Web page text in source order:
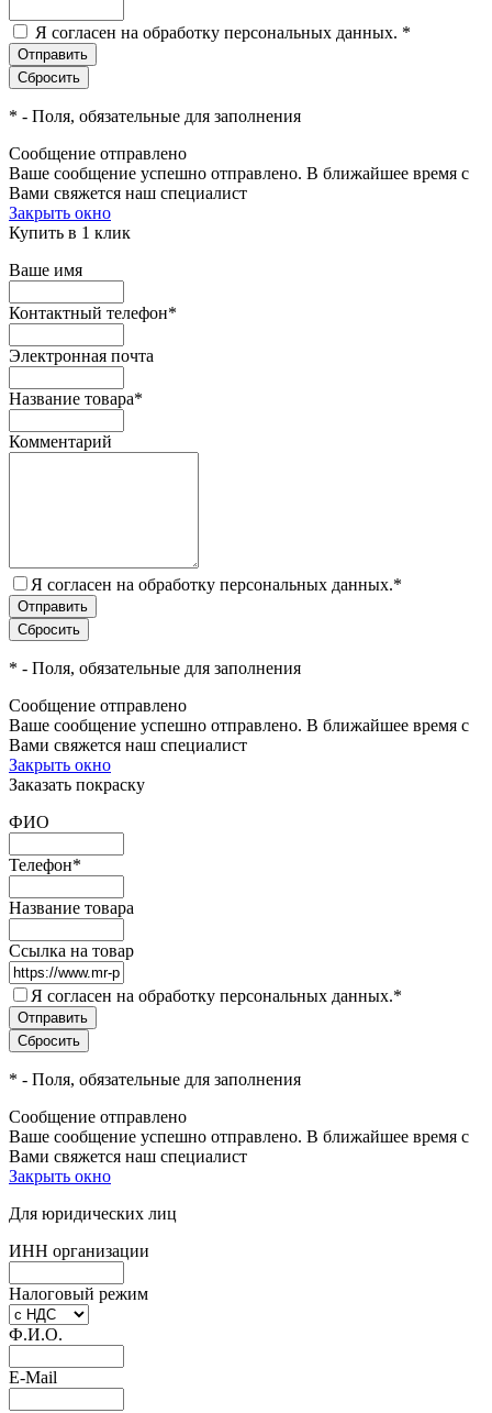
Я согласен на обработку персональных данных. *
* - Поля, обязательные для заполнения
Сообщение отправлено
Ваше сообщение успешно отправлено. В ближайшее время с
Вами свяжется наш специалист
Закрыть окно
Купить в 1 клик
Ваше имя
Контактный телефон*
Электронная почта
Название товара*
Комментарий
Я согласен на обработку персональных данных.*
* - Поля, обязательные для заполнения
Сообщение отправлено
Ваше сообщение успешно отправлено. В ближайшее время с
Вами свяжется наш специалист
Закрыть окно
Заказать покраску
ФИО
Телефон*
Название товара
Ссылка на товар
Я согласен на обработку персональных данных.*
* - Поля, обязательные для заполнения
Сообщение отправлено
Ваше сообщение успешно отправлено. В ближайшее время с
Вами свяжется наш специалист
Закрыть окно
Для юридических лиц
ИНН организации
Налоговый режим
Ф.И.О.
E-Mail